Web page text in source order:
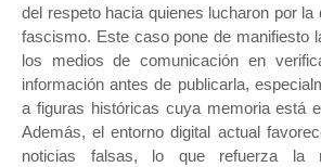
del respeto hacia quienes lucharon por la
fascismo. Este caso pone de manifiesto
los medios de comunicación en
información antes de publicarla,
a figuras históricas cuya memoria está
Además, el entorno digital actual
noticias falsas, lo que refuerza la